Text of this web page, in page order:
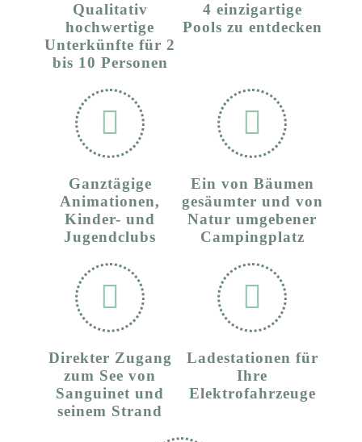
Qualitativ
hochwertige
Unterkünfte für 2
bis 10 Personen
4 einzigartige
Pools zu entdecken
Ganztägige
Animationen,
Kinder- und
Jugendclubs
Ein von Bäumen
gesäumter und von
Natur umgebener
Campingplatz
Direkter Zugang
zum See von
Sanguinet und
seinem Strand
Ladestationen für
Ihre
Elektrofahrzeuge